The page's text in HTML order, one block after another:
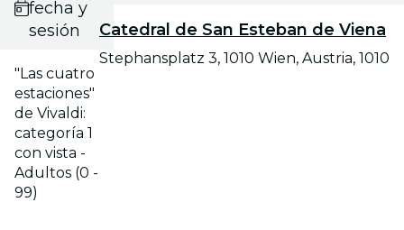
fecha y
sesión
"Las cuatro
estaciones"
de Vivaldi:
categoría 1
con vista -
Adultos (0 -
99)
Catedral de San Esteban de Viena
Stephansplatz 3, 1010 Wien, Austria, 1010